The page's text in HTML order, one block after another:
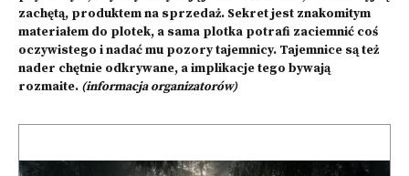
zachętą, produktem na sprzedaż. Sekret jest znakomitym
materiałem do plotek, a sama plotka potrafi zaciemnić coś
oczywistego i nadać mu pozory tajemnicy. Tajemnice są też
nader chętnie odkrywane, a implikacje tego bywają
rozmaite. (informacja organizatorów)